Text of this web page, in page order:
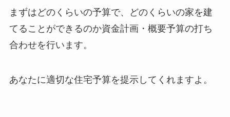
まずはどのくらいの予算で、どのくらいの家を建
てることができるのか資金計画・概要予算の打ち
合わせを行います。
あなたに適切な住宅予算を提示してくれますよ。